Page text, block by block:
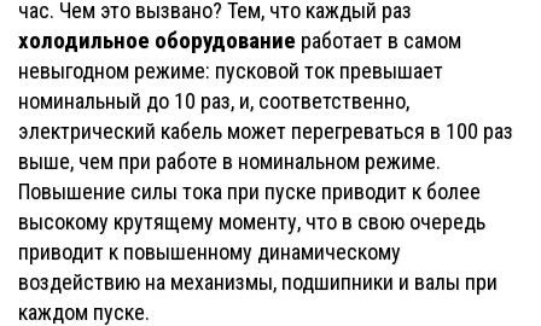
час. Чем это вызвано? Тем, что каждый раз
холодильное оборудование работает в самом
невыгодном режиме: пусковой ток превышает
номинальный до 10 раз, и, соответственно,
электрический кабель может перегреваться в 100 раз
выше, чем при работе в номинальном режиме.
Повышение силы тока при пуске приводит к более
высокому крутящему моменту, что в свою очередь
приводит к повышенному динамическому
воздействию на механизмы, подшипники и валы при
каждом пуске.